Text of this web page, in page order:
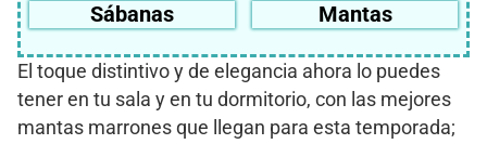
Sábanas
Mantas
El toque distintivo y de elegancia ahora lo puedes
tener en tu sala y en tu dormitorio, con las mejores
mantas marrones que llegan para esta temporada;